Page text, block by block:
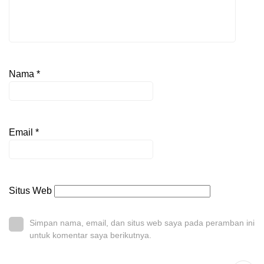
Nama *
Email *
Situs Web
Simpan nama, email, dan situs web saya pada peramban ini
untuk komentar saya berikutnya.